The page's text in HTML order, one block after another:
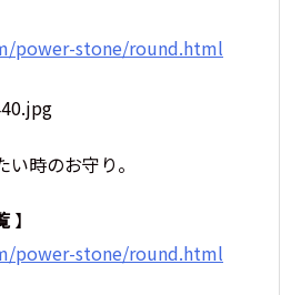
power-stone/round.html
時のお守り。
】
power-stone/round.html